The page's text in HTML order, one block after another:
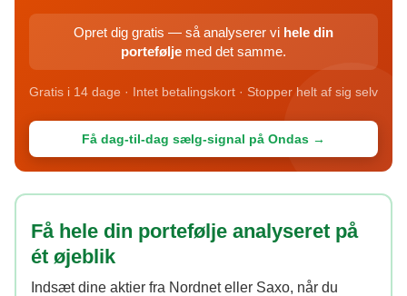
Opret dig gratis — så analyserer vi hele din
portefølje med det samme.
Gratis i 14 dage · Intet betalingskort · Stopper helt af sig selv
Få dag-til-dag sælg-signal på Ondas →
Få hele din portefølje analyseret på
ét øjeblik
Indsæt dine aktier fra Nordnet eller Saxo, når du